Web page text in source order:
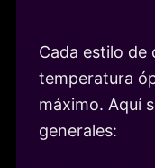
Cada estilo de
temperatura
máximo. Aquí
generales: